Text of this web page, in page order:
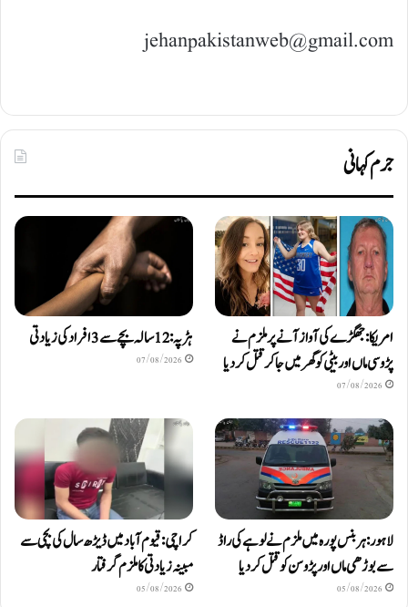
jehanpakistanweb@gmail.com
جرم کہانی
امریکا: جھگڑے کی آواز آنے پر ملزم نے
پڑوسی ماں اور بیٹی کو گھر میں جا کر قتل کر دیا
07/08/2026
ہڑپہ: 12 سالہ بچے سے 3 افراد کی زیادتی
07/08/2026
لاہور: ہربنس پورہ میں ملزم نے لوہے کی راڈ
سے بوڑھی ماں اور پڑوسن کو قتل کر دیا
05/08/2026
کراچی: قیوم آباد میں ڈیڑھ سال کی بچی سے
مبینہ زیادتی کا ملزم گرفتار
05/08/2026